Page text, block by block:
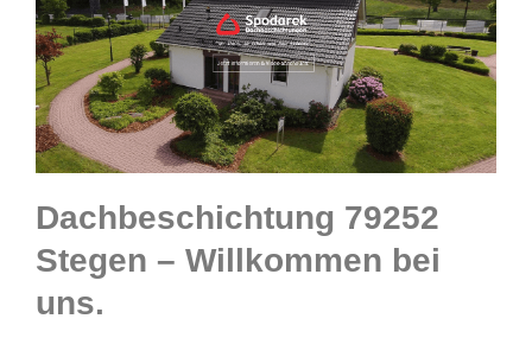
Dachbeschichtung 79252
Stegen – Willkommen bei
uns.